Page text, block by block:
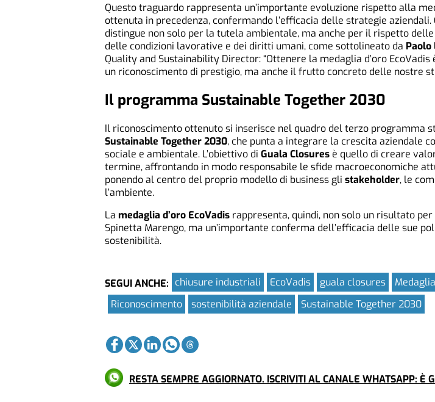
Questo traguardo rappresenta un’importante evoluzione rispetto alla
ottenuta in precedenza, confermando l’efficacia delle strategie aziendali.
distingue non solo per la tutela ambientale, ma anche per il rispetto
delle condizioni lavorative e dei diritti umani, come sottolineato da Paolo
Quality and Sustainability Director: “Ottenere la medaglia d’oro EcoVadis
un riconoscimento di prestigio, ma anche il frutto concreto delle nostre
Il programma Sustainable Together 2030
Il riconoscimento ottenuto si inserisce nel quadro del terzo programma
Sustainable Together 2030, che punta a integrare la crescita aziendale
sociale e ambientale. L’obiettivo di Guala Closures è quello di creare
termine, affrontando in modo responsabile le sfide macroeconomiche
ponendo al centro del proprio modello di business gli stakeholder, le
l’ambiente.
La medaglia d’oro EcoVadis rappresenta, quindi, non solo un risultato per
Spinetta Marengo, ma un’importante conferma dell’efficacia delle sue
sostenibilità.
SEGUI ANCHE: chiusure industriali EcoVadis guala closures
Riconoscimento
sostenibilità aziendale Sustainable Together 2030
RESTA SEMPRE AGGIORNATO. ISCRIVITI AL CANALE WHATSAPP: È